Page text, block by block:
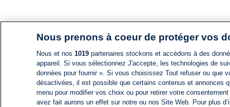
Nous prenons à coeur de protéger vos
Nous et nos 1019partenaires stockons et accédons à des
appareil. Si vous sélectionnez J'accepte, les technologies de
données pour fournir ». Si vous choisissez Tout refuser ou
désactivées, il est possible que certains contenus et annonces
menu pour modifier vos choix ou pour retirer votre
avez fait aurons un effet sur notre ou nos Site Web. Pour plus